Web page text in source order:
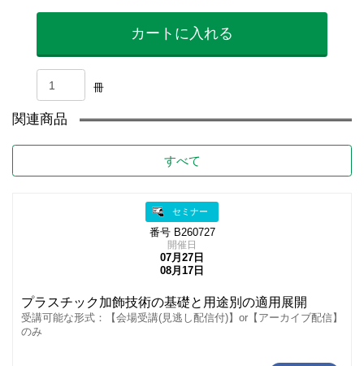
カートに入れる
冊
関連商品
すべて
セミナー
番号 B260727
開催日
07月27日
08月17日
プラスチック加飾技術の基礎と用途別の適用展開
受講可能な形式：【会場受講(見逃し配信付)】or【アーカイブ配信】
のみ